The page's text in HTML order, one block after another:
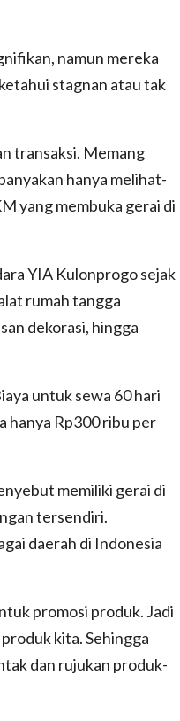
namun mereka
stagnan atau tak
transaksi. Memang
hanya melihat-
yang membuka gerai di
YIA Kulonprogo sejak
rumah tangga
dekorasi, hingga
untuk sewa 60 hari
hanya Rp300 ribu per
memiliki gerai di
tersendiri.
daerah di Indonesia
promosi produk. Jadi
kita. Sehingga
dan rujukan produk-